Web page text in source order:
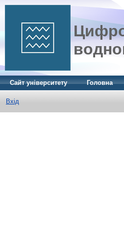
Сайт університету Головна
Вхід